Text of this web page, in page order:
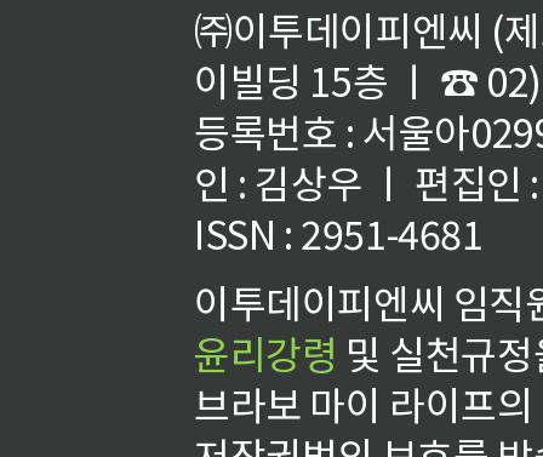
㈜이투데이피엔씨 (
이빌딩 15층 ㅣ ☎
등록번호 : 서울아
인 : 김상우 ㅣ 편집인
ISSN : 2951-4681
이투데이피엔씨 임
윤리강령 및 실천규
브라보 마이 라이프